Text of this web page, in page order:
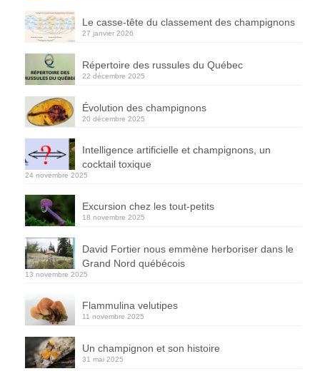
Le casse-tête du classement des champignons
27 janvier 2026
Répertoire des russules du Québec
22 décembre 2025
Évolution des champignons
20 décembre 2025
Intelligence artificielle et champignons, un
cocktail toxique
24 novembre 2025
Excursion chez les tout-petits
18 novembre 2025
David Fortier nous emmène herboriser dans le
Grand Nord québécois
13 novembre 2025
Flammulina velutipes
11 novembre 2025
Un champignon et son histoire
31 mai 2025